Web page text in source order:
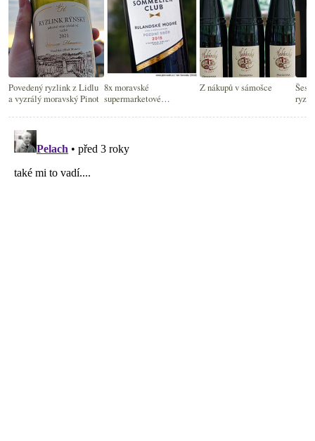
Povedený ryzlink z Lidlu
a vyzrálý moravský Pinot
8x moravské
supermarketové
Z nákupů v sámošce